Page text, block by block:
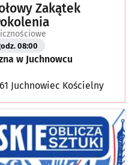
Zakątek
08:00
w Juchnowcu
Juchnowiec Kościelny